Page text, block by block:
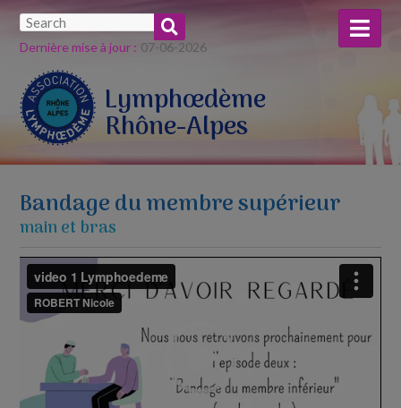
Dernière mise à jour : 07-​06-​2026
Lymphœdème
Rhône-Alpes
Bandage du membre supérieur
main et bras
Lecteur
vidéo